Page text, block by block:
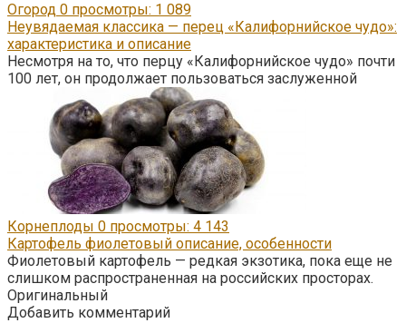
Огород 0 просмотры: 1 089
Неувядаемая классика — перец «Калифорнийское чудо»:
характеристика и описание
Несмотря на то, что перцу «Калифорнийское чудо» почти
100 лет, он продолжает пользоваться заслуженной
Корнеплоды 0 просмотры: 4 143
Картофель фиолетовый описание, особенности
Фиолетовый картофель — редкая экзотика, пока еще не
слишком распространенная на российских просторах.
Оригинальный
Добавить комментарий